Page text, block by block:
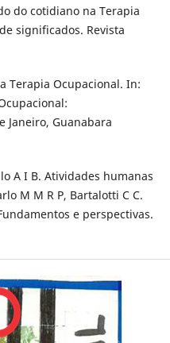
do cotidiano na Terapia
significados. Revista
Terapia Ocupacional. In:
Janeiro, Guanabara
A I B. Atividades humanas
M M R P, Bartalotti C C.
e perspectivas.